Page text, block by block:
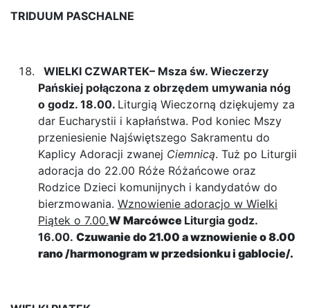
TRIDUUM PASCHALNE
WIELKI CZWARTEK– Msza św. Wieczerzy
Pańskiej połączona z obrzędem umywania nóg
o godz. 18.00. Liturgią Wieczorną dziękujemy za
dar Eucharystii i kapłaństwa. Pod koniec Mszy
przeniesienie Najświętszego Sakramentu do
Kaplicy Adoracji zwanej Ciemnicą. Tuż po Liturgii
adoracja do 22.00 Róże Różańcowe oraz
Rodzice Dzieci komunijnych i kandydatów do
bierzmowania. Wznowienie adoracjo w Wielki
Piątek o 7.00.W Marcówce Liturgia godz.
16.00. Czuwanie do 21.00 a wznowienie o 8.00
rano /harmonogram w przedsionku i gablocie/.